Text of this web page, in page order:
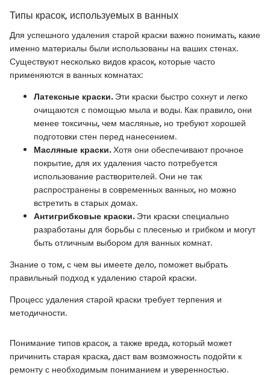
Типы красок, используемых в ванных
Для успешного удаления старой краски важно понимать, какие
именно материалы были использованы на ваших стенах.
Существуют несколько видов красок, которые часто
применяются в ванных комнатах:
Латексные краски.Эти краски быстро сохнут и легко
очищаются с помощью мыла и воды. Как правило, они
менее токсичны, чем масляные, но требуют хорошей
подготовки стен перед нанесением.
Масляные краски.Хотя они обеспечивают прочное
покрытие, для их удаления часто потребуется
использование растворителей. Они не так
распространены в современных ванных, но можно
встретить в старых домах.
Антигрибковые краски.Эти краски специально
разработаны для борьбы с плесенью и грибком и могут
быть отличным выбором для ванных комнат.
Знание о том, с чем вы имеете дело, поможет выбрать
правильный подход к удалению старой краски.
Процесс удаления старой краски требует терпения и
методичности.
Понимание типов красок, а также вреда, который может
причинить старая краска, даст вам возможность подойти к
ремонту с необходимым пониманием и уверенностью.